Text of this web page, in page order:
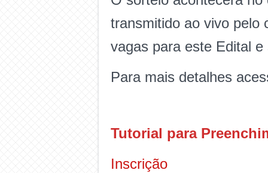
transmitido ao vivo pelo
vagas para este Edital
Para mais detalhes
Tutorial para
Inscrição